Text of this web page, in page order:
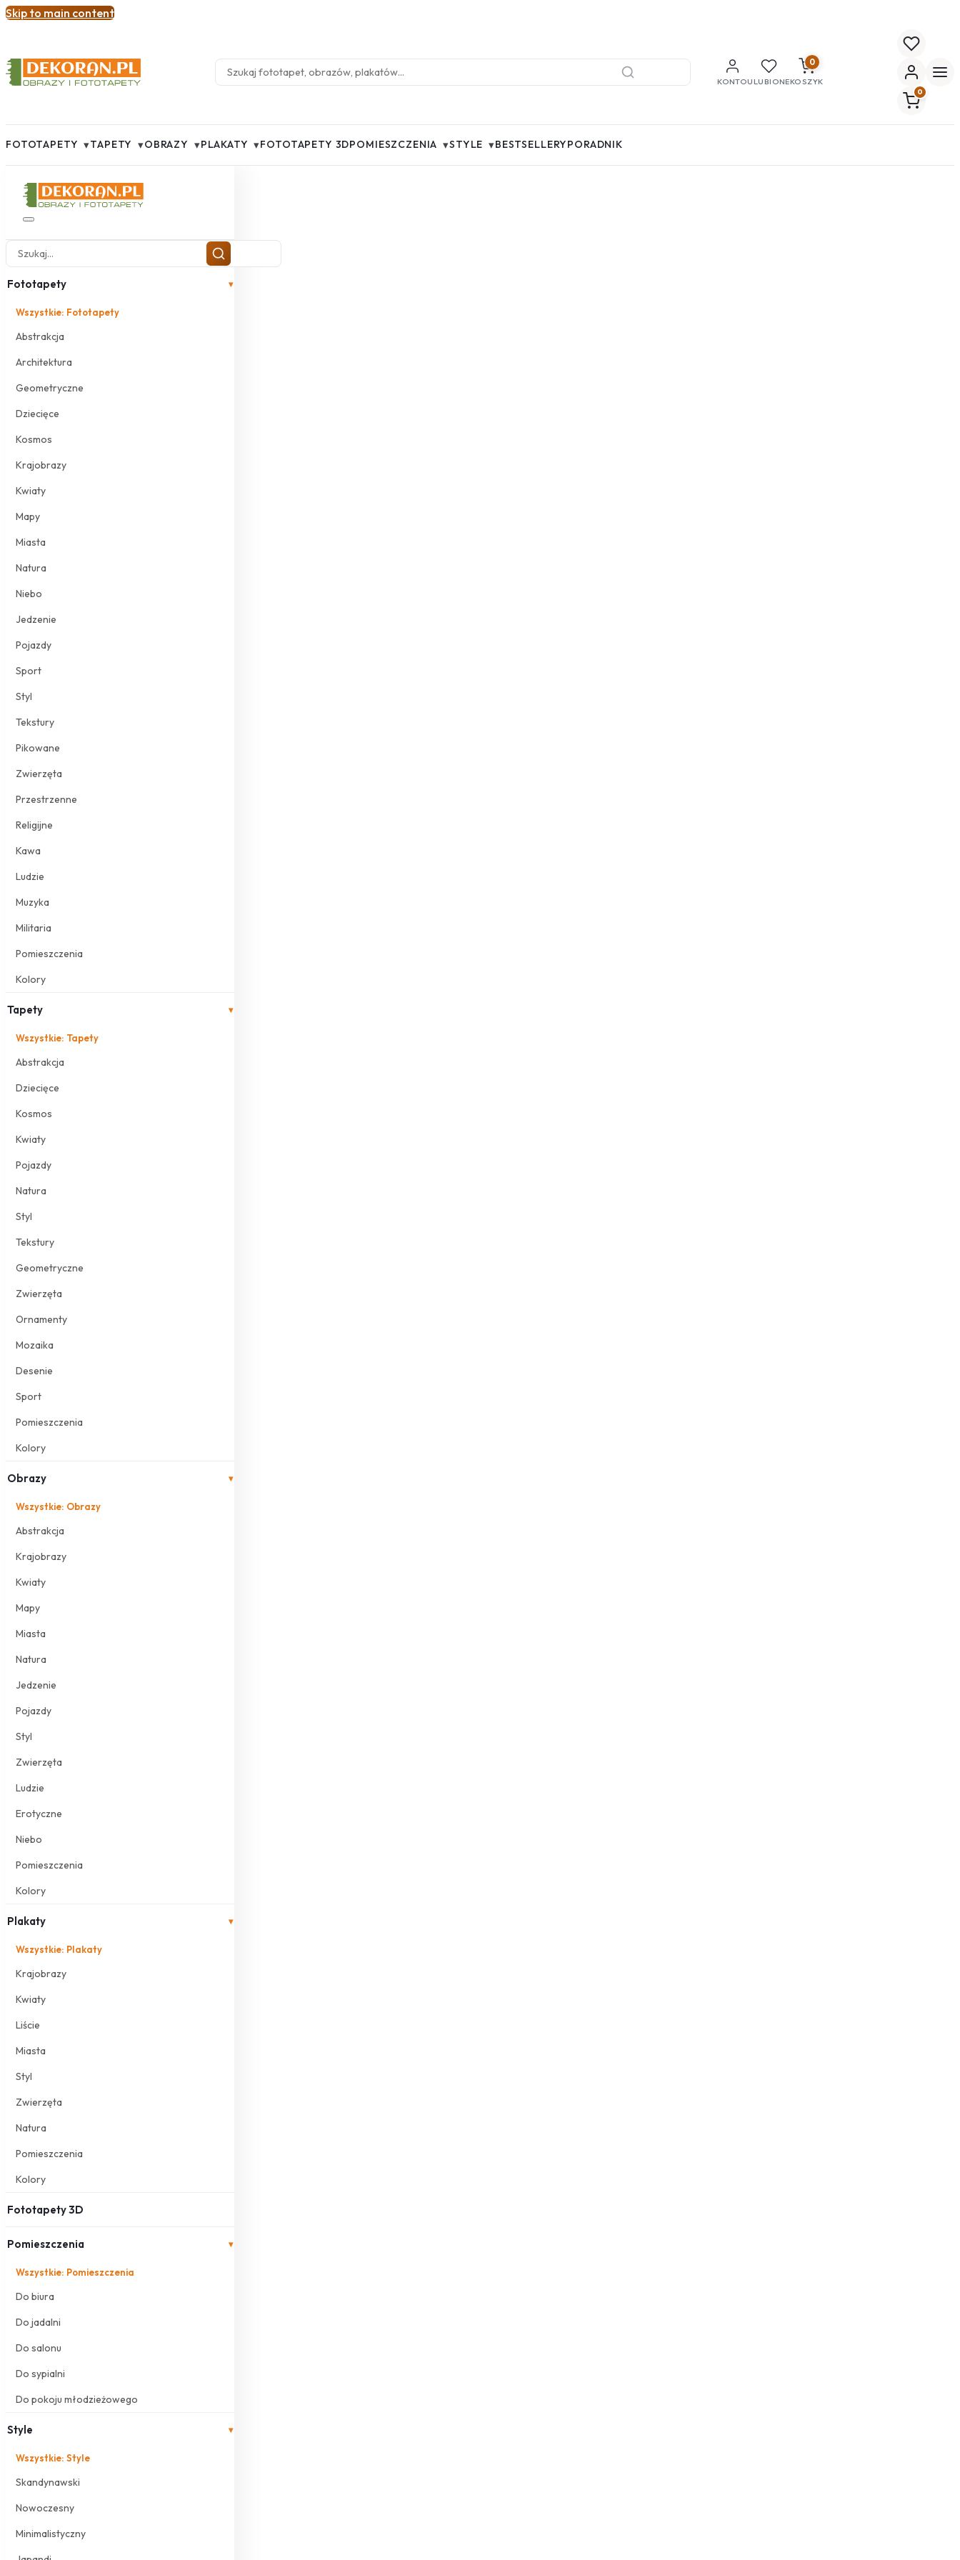
Skip to main content
KONTOULUBIONE
0
KOSZYK
0
FOTOTAPETY ▾TAPETY ▾OBRAZY ▾PLAKATY ▾FOTOTAPETY 3DPOMIESZCZENIA ▾STYLE ▾BESTSELLERYPORADNIK
Fototapety ▾
Wszystkie: Fototapety
Abstrakcja
Architektura
Geometryczne
Dziecięce
Kosmos
Krajobrazy
Kwiaty
Mapy
Miasta
Natura
Niebo
Jedzenie
Pojazdy
Sport
Styl
Tekstury
Pikowane
Zwierzęta
Przestrzenne
Religijne
Kawa
Ludzie
Muzyka
Militaria
Pomieszczenia
Kolory
Tapety ▾
Wszystkie: Tapety
Abstrakcja
Dziecięce
Kosmos
Kwiaty
Pojazdy
Natura
Styl
Tekstury
Geometryczne
Zwierzęta
Ornamenty
Mozaika
Desenie
Sport
Pomieszczenia
Kolory
Obrazy ▾
Wszystkie: Obrazy
Abstrakcja
Krajobrazy
Kwiaty
Mapy
Miasta
Natura
Jedzenie
Pojazdy
Styl
Zwierzęta
Ludzie
Erotyczne
Niebo
Pomieszczenia
Kolory
Plakaty ▾
Wszystkie: Plakaty
Krajobrazy
Kwiaty
Liście
Miasta
Styl
Zwierzęta
Natura
Pomieszczenia
Kolory
Fototapety 3D
Pomieszczenia ▾
Wszystkie: Pomieszczenia
Do biura
Do jadalni
Do salonu
Do sypialni
Do pokoju młodzieżowego
Style ▾
Wszystkie: Style
Skandynawski
Nowoczesny
Minimalistyczny